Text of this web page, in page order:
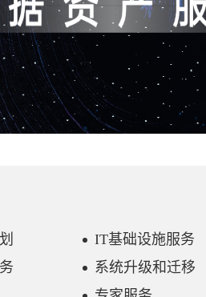
IT基础设施服务
系统升级和迁移